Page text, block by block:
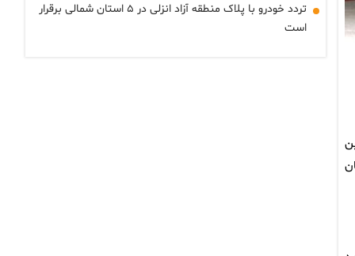
تردد خودرو با پلاک منطقه آزاد انزلی در ۵ استان شمالی برقرار
است